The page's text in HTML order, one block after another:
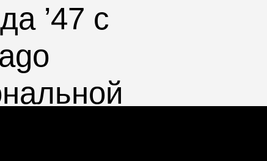
’47 с